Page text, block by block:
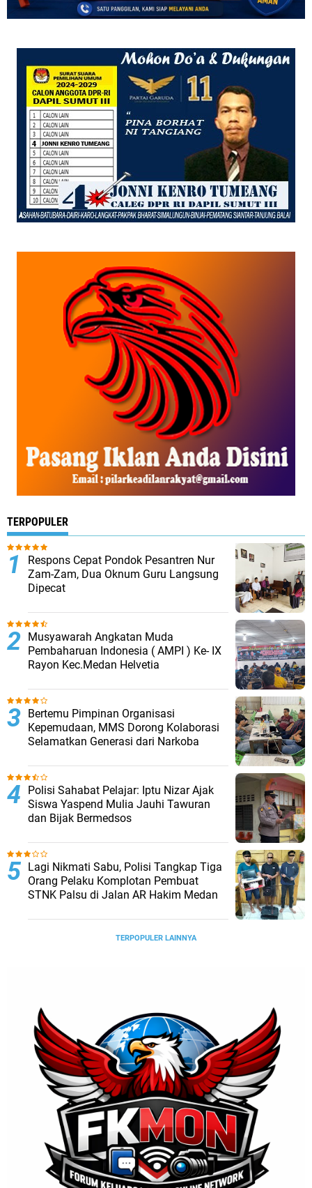
TERPOPULER
Respons Cepat Pondok Pesantren Nur
Zam-Zam, Dua Oknum Guru Langsung
Dipecat
Musyawarah Angkatan Muda
Pembaharuan Indonesia ( AMPI ) Ke- IX
Rayon Kec.Medan Helvetia
Bertemu Pimpinan Organisasi
Kepemudaan, MMS Dorong Kolaborasi
Selamatkan Generasi dari Narkoba
Polisi Sahabat Pelajar: Iptu Nizar Ajak
Siswa Yaspend Mulia Jauhi Tawuran
dan Bijak Bermedsos
Lagi Nikmati Sabu, Polisi Tangkap Tiga
Orang Pelaku Komplotan Pembuat
STNK Palsu di Jalan AR Hakim Medan
TERPOPULER LAINNYA